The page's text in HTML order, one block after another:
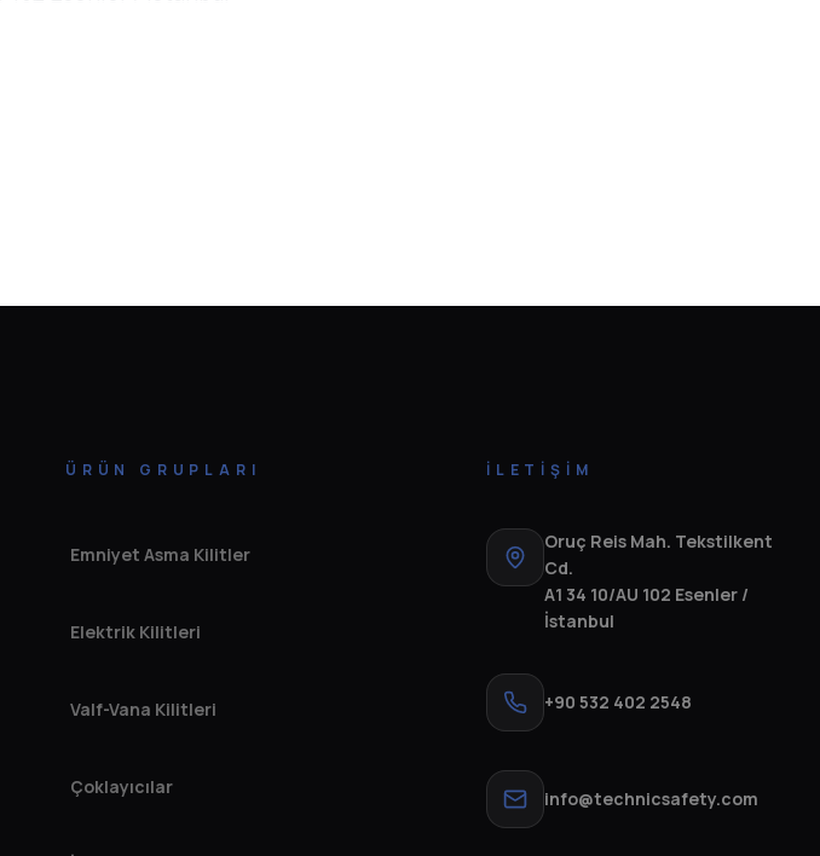
ÜRÜN GRUPLARI
Emniyet Asma Kilitler
Elektrik Kilitleri
Valf-Vana Kilitleri
Çoklayıcılar
İLETIŞIM
Oruç Reis Mah. Tekstilkent
Cd.
A1 34 10/AU 102 Esenler /
İstanbul
+90 532 402 2548
info@technicsafety.com